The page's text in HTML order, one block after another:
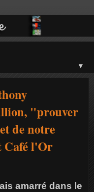
▼
"prouver
de notre
Café l'Or
amarré dans le